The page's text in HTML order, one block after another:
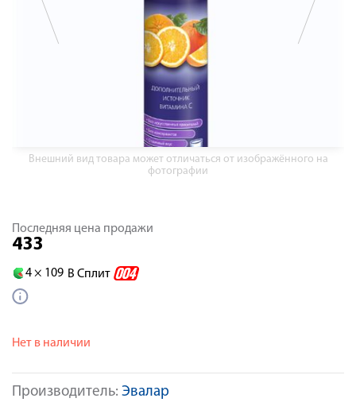
Внешний вид товара может отличаться от изображённого на
фотографии
Производитель: Эвалар
Последняя цена продажи
433
4 × 109 В Сплит
Нет в наличии